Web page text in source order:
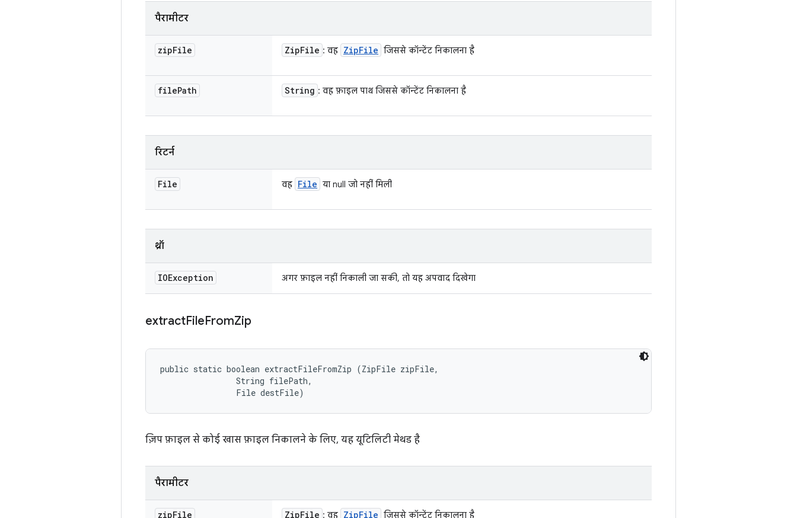
पैरामीटर
zipFile ZipFile : वह ZipFile जिससे कॉन्टेंट निकालना है
filePath String : वह फ़ाइल पाथ जिससे कॉन्टेंट निकालना है
रिटर्न
File वह File या null जो नहीं मिली
थ्रॉ
IOException अगर फ़ाइल नहीं निकाली जा सकी, तो यह अपवाद दिखेगा
extractFileFromZip
public static boolean extractFileFromZip (ZipFile zipFile,
                String filePath,
                File destFile)
ज़िप फ़ाइल से कोई खास फ़ाइल निकालने के लिए, यह यूटिलिटी मेथड है
पैरामीटर
zipFile ZipFile : वह ZipFile जिससे कॉन्टेंट निकालना है